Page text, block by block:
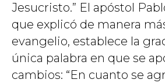
Jesucristo.” El apóstol
que explicó de manera
evangelio, establece la
única palabra en que se
cambios: “En cuanto se